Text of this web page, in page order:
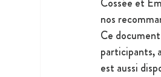
Cossée et
nos
Ce
participants,
est aussi